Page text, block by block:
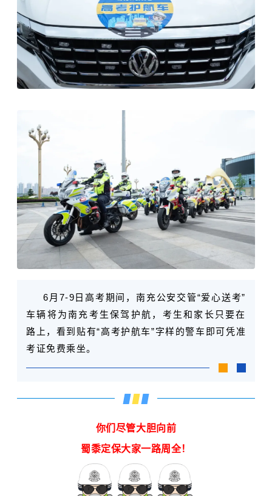
6月7-9日高考期间，南充公安交管“爱心送考”
车辆将为南充考生保驾护航，考生和家长只要在
路上，看到贴有“高考护航车”字样的警车即可凭准
考证免费乘坐。
你们尽管大胆向前
蜀黍定保大家一路周全！